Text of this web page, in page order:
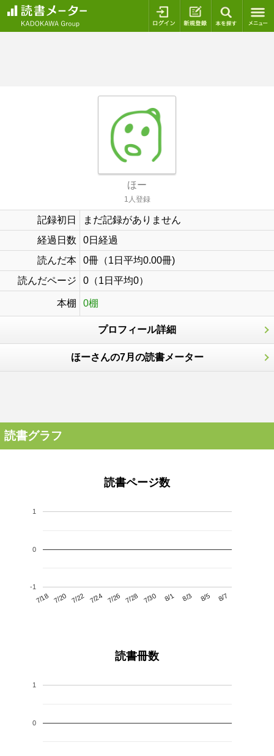
ログイン 新規登録
ほー
1人登録
記録初日
まだ記録がありません
経過日数
0日経過
読んだ本
0冊（1日平均0.00冊)
読んだページ
0（1日平均0）
本棚 0棚
プロフィール詳細
ほーさんの7月の読書メーター
読書グラフ
読書ページ数
7/18 7/20 7/22 7/24 7/26 7/28 7/30 8/1 8/3 8/5 8/7
-1
0
1
読書冊数
0
1